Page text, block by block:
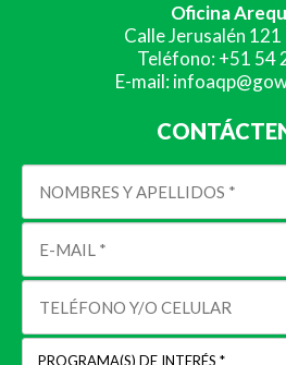
Oficina
Calle Jerusalén
Teléfono: +51 54
E-mail: